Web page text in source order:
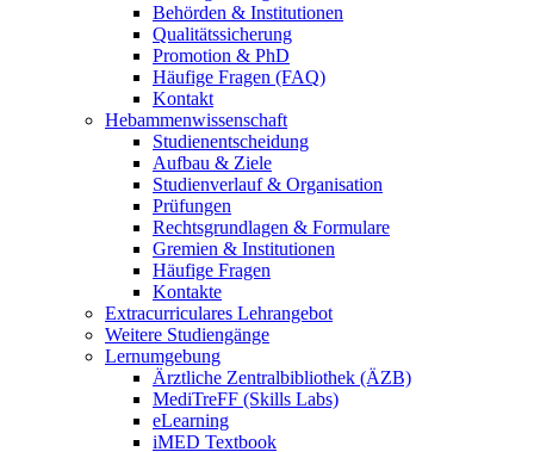
Behörden & Institutionen
Qualitätssicherung
Promotion & PhD
Häufige Fragen (FAQ)
Kontakt
Hebammenwissenschaft
Studienentscheidung
Aufbau & Ziele
Studienverlauf & Organisation
Prüfungen
Rechtsgrundlagen & Formulare
Gremien & Institutionen
Häufige Fragen
Kontakte
Extracurriculares Lehrangebot
Weitere Studiengänge
Lernumgebung
Ärztliche Zentralbibliothek (ÄZB)
MediTreFF (Skills Labs)
eLearning
iMED Textbook